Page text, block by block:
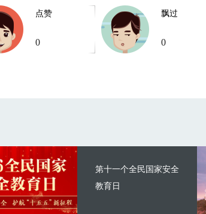
点赞
0
飘过
0
第十一个全民国家安全
教育日